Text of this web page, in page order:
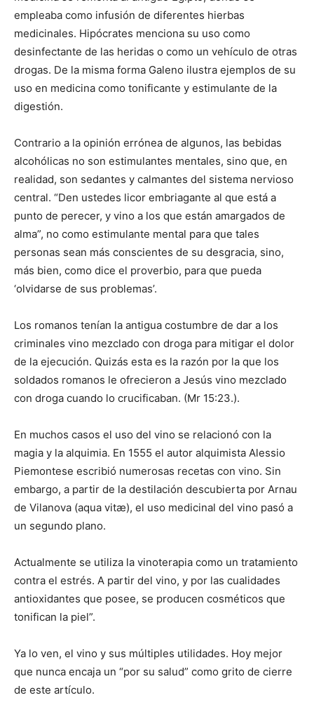
empleaba como infusión de diferentes hierbas
medicinales. Hipócrates menciona su uso como
desinfectante de las heridas o como un vehículo de otras
drogas. De la misma forma Galeno ilustra ejemplos de su
uso en medicina como tonificante y estimulante de la
digestión.
Contrario a la opinión errónea de algunos, las bebidas
alcohólicas no son estimulantes mentales, sino que, en
realidad, son sedantes y calmantes del sistema nervioso
central. “Den ustedes licor embriagante al que está a
punto de perecer, y vino a los que están amargados de
alma”, no como estimulante mental para que tales
personas sean más conscientes de su desgracia, sino,
más bien, como dice el proverbio, para que pueda
‘olvidarse de sus problemas’.
Los romanos tenían la antigua costumbre de dar a los
criminales vino mezclado con droga para mitigar el dolor
de la ejecución. Quizás esta es la razón por la que los
soldados romanos le ofrecieron a Jesús vino mezclado
con droga cuando lo crucificaban. (Mr 15:23.).
En muchos casos el uso del vino se relacionó con la
magia y la alquimia. En 1555 el autor alquimista Alessio
Piemontese escribió numerosas recetas con vino. Sin
embargo, a partir de la destilación descubierta por Arnau
de Vilanova (aqua vitæ), el uso medicinal del vino pasó a
un segundo plano.
Actualmente se utiliza la vinoterapia como un tratamiento
contra el estrés. A partir del vino, y por las cualidades
antioxidantes que posee, se producen cosméticos que
tonifican la piel”.
Ya lo ven, el vino y sus múltiples utilidades. Hoy mejor
que nunca encaja un “por su salud” como grito de cierre
de este artículo.